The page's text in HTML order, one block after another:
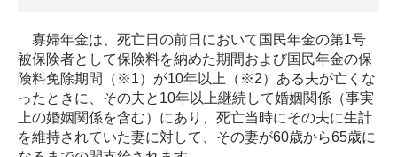
寡婦年金は、死亡日の前日において国民年金の第1号
被保険者として保険料を納めた期間および国民年金の保
険料免除期間（※1）が10年以上（※2）ある夫が亡くな
ったときに、その夫と10年以上継続して婚姻関係（事実
上の婚姻関係を含む）にあり、死亡当時にその夫に生計
を維持されていた妻に対して、その妻が60歳から65歳に